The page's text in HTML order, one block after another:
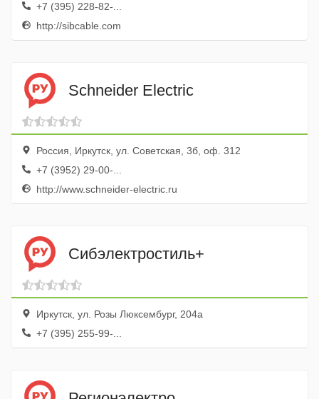
+7 (395) 228-82-...
http://sibcable.com
Schneider Electric
Россия, Иркутск, ул. Советская, 3б, оф. 312
+7 (3952) 29-00-...
http://www.schneider-electric.ru
Сибэлектростиль+
Иркутск, ул. Розы Люксембург, 204а
+7 (395) 255-99-...